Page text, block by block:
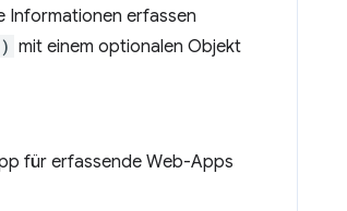
Informationen erfassen
mit einem optionalen Objekt
für erfassende Web-Apps